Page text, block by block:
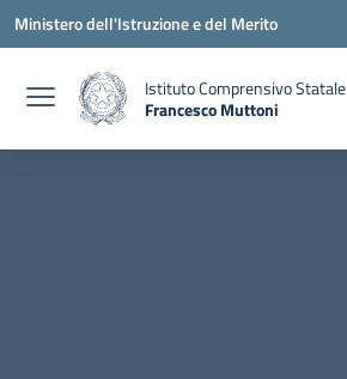
Vai ai contenuti
Vai al menu di navigazione
Vai al footer
Ministero dell'Istruzione e del Merito
Istituto Comprensivo Statale
Francesco Muttoni